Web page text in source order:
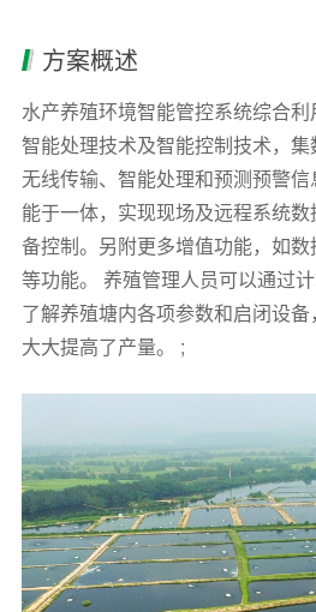
方案概述
水产养殖环境智能管控系统综合利
智能处理技术及智能控制技术，集
无线传输、智能处理和预测预警
能于一体，实现现场及远程系统
备控制。另附更多增值功能，如
等功能。 养殖管理人员可以通过
了解养殖塘内各项参数和启闭设
大大提高了产量。 ;